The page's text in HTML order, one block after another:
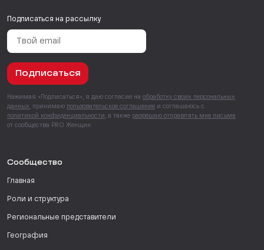
Подписаться на рассылку
Подписаться
Нажимая «Подписаться», я даю согласие на обработку своих персональных
данных , принимаю пользовательское соглашение и соглашаюсь с
политикой конфиденциальности , а также разрешаю отправлять мне письма
от сообщества PRO Женщин.
Сообщество
Главная
Роли и структура
Региональные представители
География